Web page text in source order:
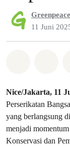
11 Juni
Nice/Jakarta, 11
Perserikatan
yang berlangsung
menjadi
Konservasi dan